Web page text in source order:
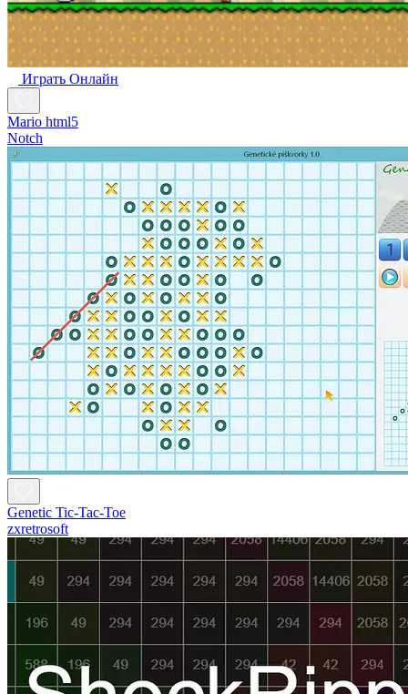
Играть Oнлайн
Mario html5
Notch
Genetic Tic-Tac-Toe
zxretrosoft